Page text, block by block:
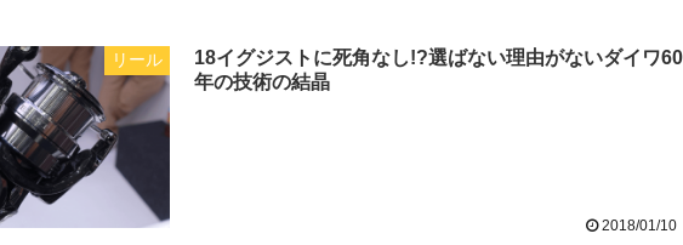
リール
18イグジストに死角なし!?選ばない理由がないダイワ60
年の技術の結晶
2018/01/10